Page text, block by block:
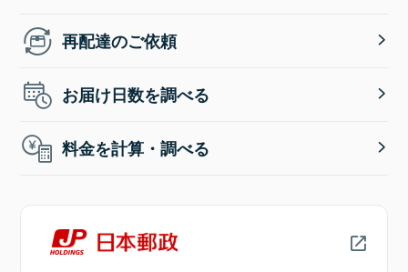
再配達のご依頼
お届け日数を調べる
料金を計算・調べる